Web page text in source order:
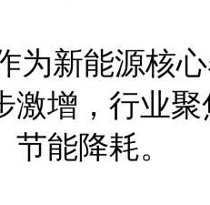
新能源核
激增，行业
能降耗。